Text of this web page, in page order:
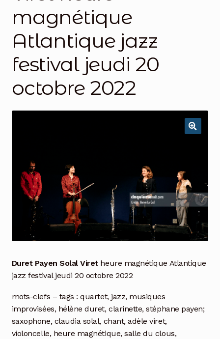
magnétique
Atlantique jazz
festival jeudi 20
octobre 2022
Duret Payen Solal Viretheure magnétique Atlantique
jazz festival jeudi 20 octobre 2022
mots-clefs – tags : quartet, jazz, musiques
improvisées, hélène duret, clarinette, stéphane payen;
saxophone, claudia solal, chant, adèle viret,
violoncelle, heure magnétique, salle du clous,